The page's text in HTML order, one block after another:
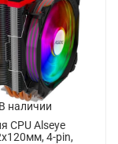
В наличии
CPU Alseye
4-pin,